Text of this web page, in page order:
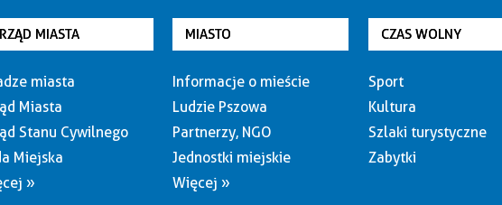
MIASTA
miasta
Miasta
Stanu Cywilnego
Miejska
»
MIASTO
Informacje o mieście
Ludzie Pszowa
Partnerzy, NGO
Jednostki miejskie
Więcej »
CZAS WOLNY
Sport
Kultura
Szlaki turystyczne
Zabytki